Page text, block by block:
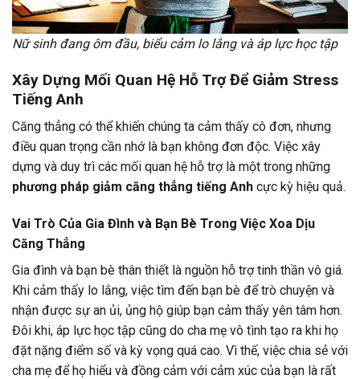
Nữ sinh đang ôm đầu, biểu cảm lo lắng và áp lực học tập
Xây Dựng Mối Quan Hệ Hỗ Trợ Để Giảm Stress
Tiếng Anh
Căng thẳng có thể khiến chúng ta cảm thấy cô đơn, nhưng
điều quan trọng cần nhớ là bạn không đơn độc. Việc xây
dựng và duy trì các mối quan hệ hỗ trợ là một trong những
phương pháp giảm căng thẳng tiếng Anh cực kỳ hiệu quả.
Vai Trò Của Gia Đình và Bạn Bè Trong Việc Xoa Dịu
Căng Thẳng
Gia đình và bạn bè thân thiết là nguồn hỗ trợ tinh thần vô giá.
Khi cảm thấy lo lắng, việc tìm đến bạn bè để trò chuyện và
nhận được sự an ủi, ủng hộ giúp bạn cảm thấy yên tâm hơn.
Đôi khi, áp lực học tập cũng do cha mẹ vô tình tạo ra khi họ
đặt nặng điểm số và kỳ vọng quá cao. Vì thế, việc chia sẻ với
cha mẹ để họ hiểu và đồng cảm với cảm xúc của bạn là rất